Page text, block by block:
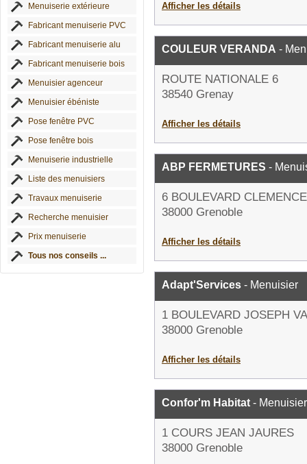
Menuiserie extérieure
Fabricant menuiserie PVC
Fabricant menuiserie alu
Fabricant menuiserie bois
Menuisier agenceur
Menuisier ébéniste
Pose fenêtre PVC
Pose fenêtre bois
Menuiserie industrielle
Liste des menuisiers
Travaux menuiserie
Recherche menuisier
Prix menuiserie
Tous nos conseils ...
Afficher les détails
COULEUR VERANDA -
ROUTE NATIONALE 6
38540 Grenay
Afficher les détails
ABP FERMETURES -
6 BOULEVARD
38000 Grenoble
Afficher les détails
Adapt'Services - Menuisier
1 BOULEVARD JOSEPH
38000 Grenoble
Afficher les détails
Confor'm Habitat - Menuisier
1 COURS JEAN JAURES
38000 Grenoble